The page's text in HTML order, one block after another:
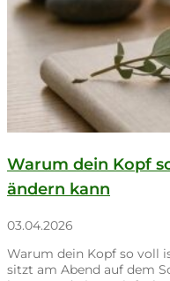
Warum dein Kopf
ändern kann
03.04.2026
Warum dein Kopf so voll
sitzt am Abend auf dem